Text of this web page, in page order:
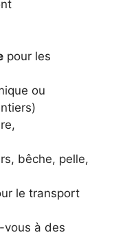
pour les
ou
bêche, pelle,
le transport
vous à des